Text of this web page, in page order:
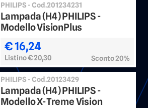
PHILIPS - Cod.201234231
Lampada (H4) PHILIPS -
Modello VisionPlus
€ 16,24
Listino€ 20,30 Sconto 20%
PHILIPS - Cod.20123429
Lampada (H4) PHILIPS -
Modello X-Treme Vision